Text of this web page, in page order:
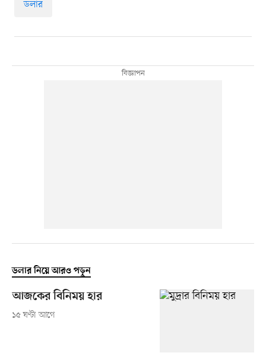
ডলার
ডলার নিয়ে আরও পড়ুন
আজকের বিনিময় হার
১৫ ঘণ্টা আগে